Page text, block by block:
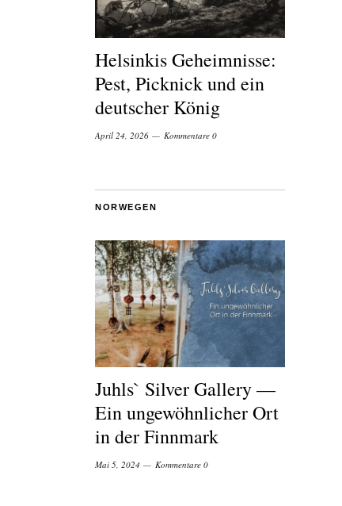
Helsinkis Geheimnisse:
Pest, Picknick und ein
deutscher König
April 24, 2026 Kommentare 0
NORWEGEN
Juhls` Silver Gallery —
Ein ungewöhnlicher Ort
in der Finnmark
Mai 5, 2024 Kommentare 0